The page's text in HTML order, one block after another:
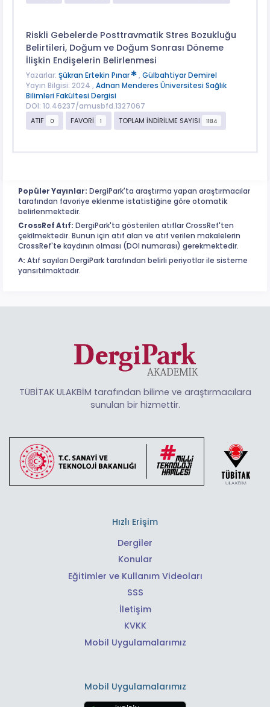
Riskli Gebelerde Posttravmatik Stres Bozukluğu
Belirtileri, Doğum ve Doğum Sonrası Döneme
İlişkin Endişelerin Belirlenmesi
Yazarlar: Şükran Ertekin Pınar , Gülbahtiyar Demirel
Yayın Bilgisi: 2024 , Adnan Menderes Üniversitesi Sağlık
Bilimleri Fakültesi Dergisi
DOI: 10.46237/amusbfd.1327067
ATIF
0 FAVORİ 1 TOPLAM İNDİRİLME SAYISI 1184
Popüler Yayınlar: DergiPark'ta araştırma yapan araştırmacılar
tarafından favoriye eklenme istatistiğine göre otomatik
belirlenmektedir.
CrossRef Atıf: DergiPark'ta gösterilen atıflar CrossRef'ten
çekilmektedir. Bunun için atıf alan ve atıf verilen makalelerin
CrossRef'te kaydının olması (DOI numarası) gerekmektedir.
^: Atıf sayıları DergiPark tarafından belirli periyotlar ile sisteme
yansıtılmaktadır.
TÜBİTAK ULAKBİM tarafından bilime ve araştırmacılara
sunulan bir hizmettir.
Hızlı Erişim
Dergiler
Konular
Eğitimler ve Kullanım Videoları
SSS
İletişim
KVKK
Mobil Uygulamalarımız
Mobil Uygulamalarımız